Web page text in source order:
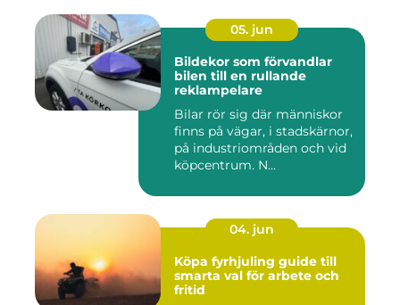
05. jun
Bildekor som förvandlar
bilen till en rullande
reklampelare
Bilar rör sig där människor
finns på vägar, i stadskärnor,
på industriområden och vid
köpcentrum. N...
04. jun
Köpa fyrhjuling guide till
smarta val för arbete och
fritid